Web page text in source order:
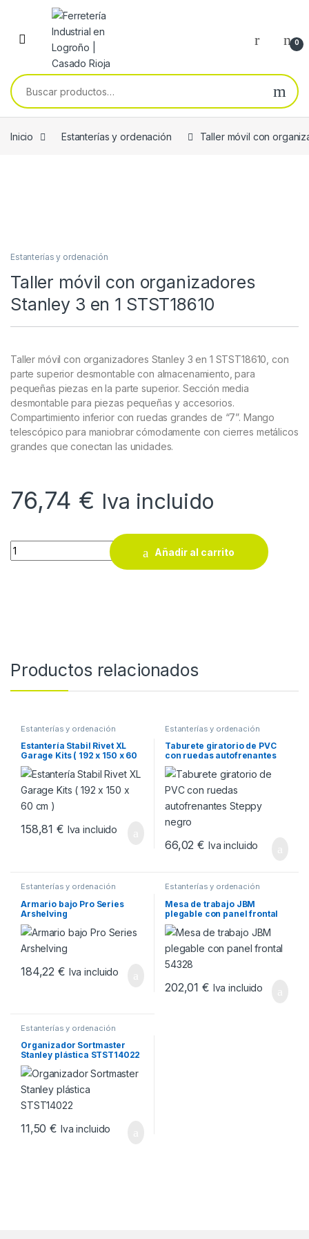
Skip to navigation
Skip to content
0
Buscar por:
Inicio Estanterías y ordenación Taller móvil con
Estanterías y ordenación
Taller móvil con organizadores
Stanley 3 en 1 STST18610
Taller móvil con organizadores Stanley 3 en 1 STST18610, con
parte superior desmontable con almacenamiento, para
pequeñas piezas en la parte superior. Sección media
desmontable para piezas pequeñas y accesorios.
Compartimiento inferior con ruedas grandes de “7”. Mango
telescópico para maniobrar cómodamente con cierres metálicos
grandes que conectan las unidades.
76,74 € Iva incluido
Taller móvil con organizadores Stanley 3 en 1 STST18610
Añadir al carrito
Productos relacionados
Estanterías y ordenación
Estantería Stabil Rivet XL
Garage Kits ( 192 x 150 x 60
cm )
158,81€ Iva incluido
Estanterías y ordenación
Taburete giratorio de PVC
con ruedas autofrenantes
Steppy negro
66,02€ Iva incluido
Estanterías y ordenación
Armario bajo Pro Series
Arshelving
184,22€ Iva incluido
Estanterías y ordenación
Mesa de trabajo JBM
plegable con panel frontal
54328
202,01€ Iva incluido
Estanterías y ordenación
Organizador Sortmaster
Stanley plástica STST14022
11,50€ Iva incluido